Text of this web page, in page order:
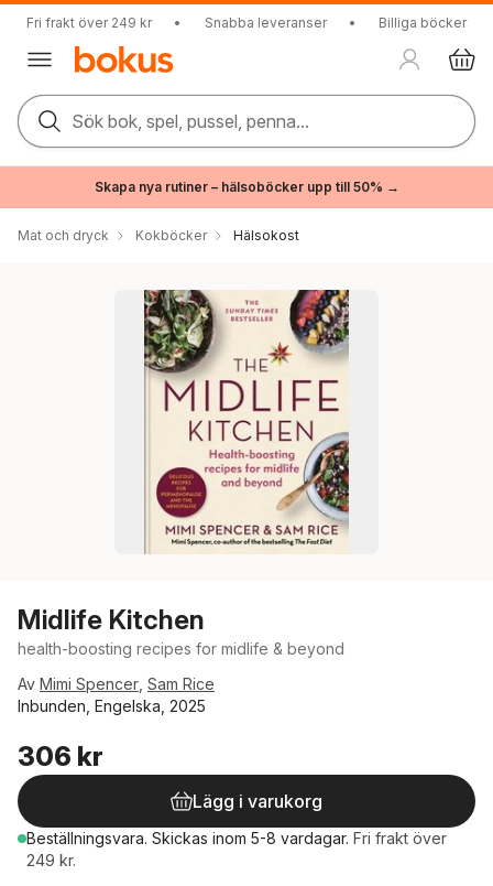
Fri frakt över 249 kr • Snabba leveranser • Billiga böcker
Sök bok, spel, pussel, penna...
Skapa nya rutiner – hälsoböcker upp till 50% →
Mat och dryck Kokböcker Hälsokost
Midlife Kitchen
health-boosting recipes for midlife & beyond
Av Mimi Spencer Sam Rice
Inbunden, Engelska, 2025
306 kr
Lägg i varukorg
Beställningsvara. Skickas inom 5-8 vardagar. Fri frakt över
249 kr.